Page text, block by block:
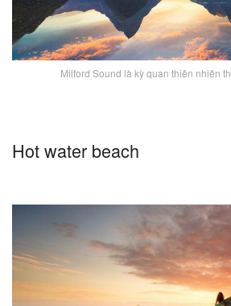
Milford Sound là kỳ quan thiên nhiên
Hot water beach